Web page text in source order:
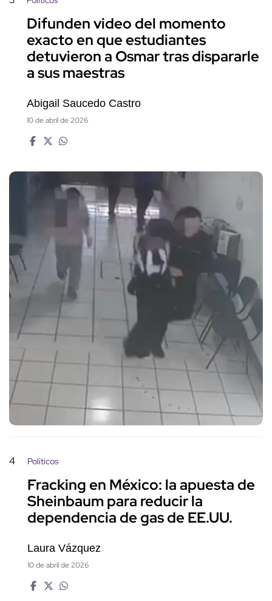
Difunden video del momento
exacto en que estudiantes
detuvieron a Osmar tras dispararle
a sus maestras
Abigail Saucedo Castro
10 de abril de 2026
4 Políticos
Fracking en México: la apuesta de
Sheinbaum para reducir la
dependencia de gas de EE.UU.
Laura Vázquez
10 de abril de 2026